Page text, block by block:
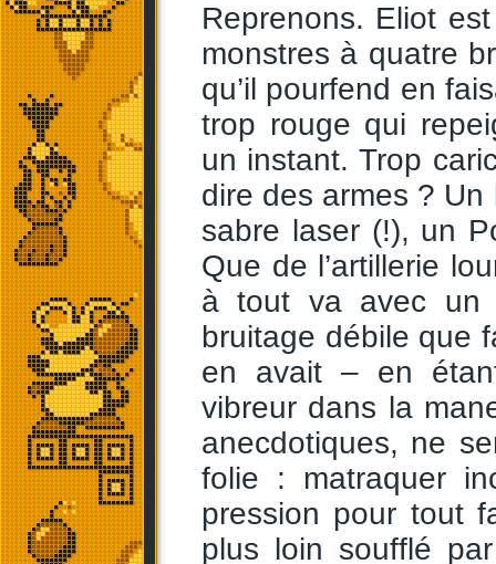
Reprenons. Eliot
monstres à quatre
qu’il pourfend en
trop rouge qui
un instant. Trop
dire des armes ?
sabre laser (!), un
Que de l’artillerie
à tout va avec un
bruitage débile que
en avait – en
vibreur dans la
anecdotiques, ne
folie : matraquer
pression pour tout
plus loin soufflé